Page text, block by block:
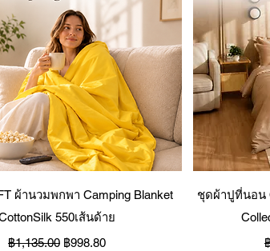
ดูข้อมูลด่วน
ผ้านวมพกพา Camping Blanket
550เส้นด้าย
ราคาปกติ
฿1,135.00 ราคาขายลด
฿998.80
ชุดผ้าปูที่นอน